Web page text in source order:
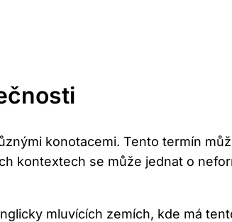
konotacemi.⁤ Tento termín
kontextech se může jednat o
mluvících⁣ zemích, kde má